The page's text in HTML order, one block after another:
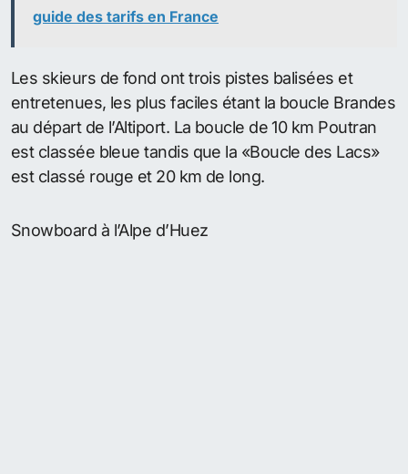
guide des tarifs en France
Les skieurs de fond ont trois pistes balisées et
entretenues, les plus faciles étant la boucle Brandes
au départ de l’Altiport. La boucle de 10 km Poutran
est classée bleue tandis que la «Boucle des Lacs»
est classé rouge et 20 km de long.
Snowboard à l’Alpe d’Huez